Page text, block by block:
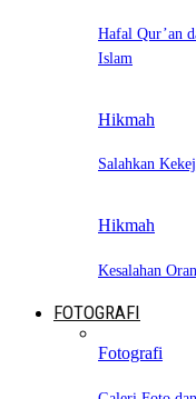
Hafal Qur’an
Islam
Hikmah
Salahkan
Hikmah
Kesalahan
FOTOGRAFI
Fotografi